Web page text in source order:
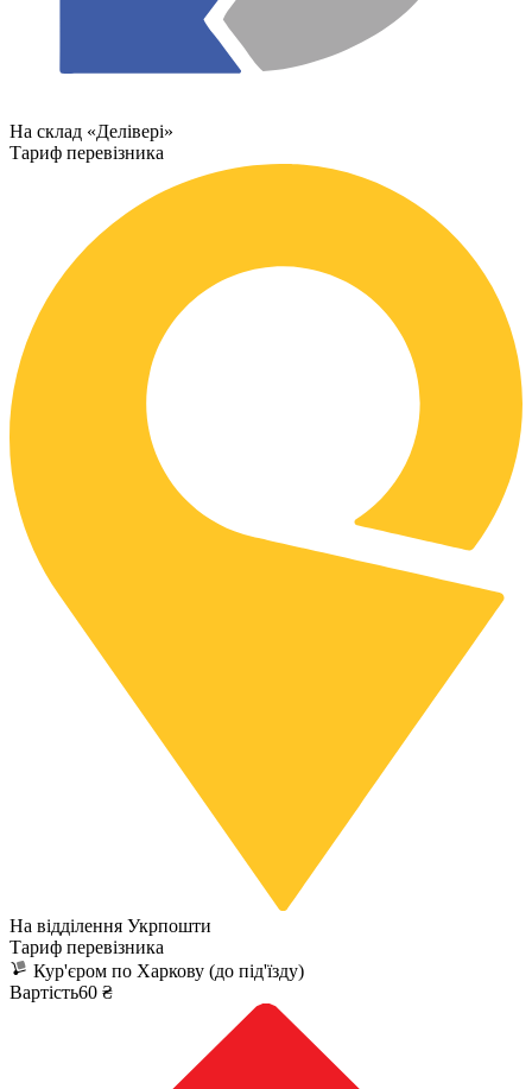
На склад «Делівері»
Тариф перевізника
На відділення Укрпошти
Тариф перевізника
Кур'єром по Харкову (до під'їзду)
Вартість60 ₴